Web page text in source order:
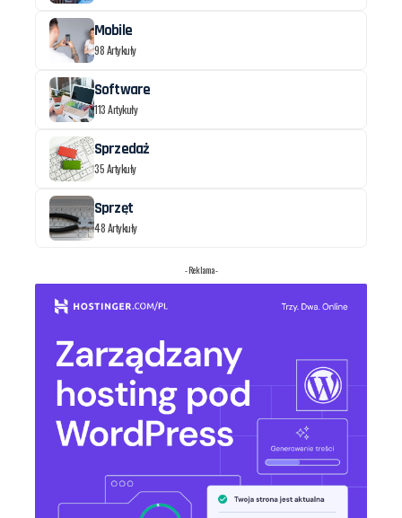
Mobile
98 Artykuły
Software
113 Artykuły
Sprzedaż
35 Artykuły
Sprzęt
48 Artykuły
- Reklama -